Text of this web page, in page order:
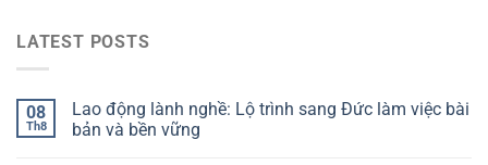
LATEST POSTS
08
Th8
Lao động lành nghề: Lộ trình sang Đức làm việc bài
bản và bền vững